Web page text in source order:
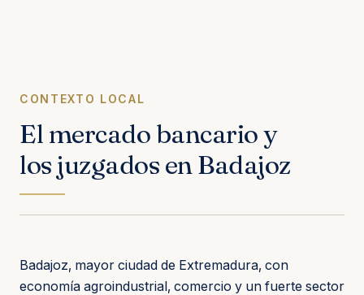
CONTEXTO LOCAL
El mercado bancario y
los juzgados en Badajoz
Badajoz, mayor ciudad de Extremadura, con
economía agroindustrial, comercio y un fuerte sector